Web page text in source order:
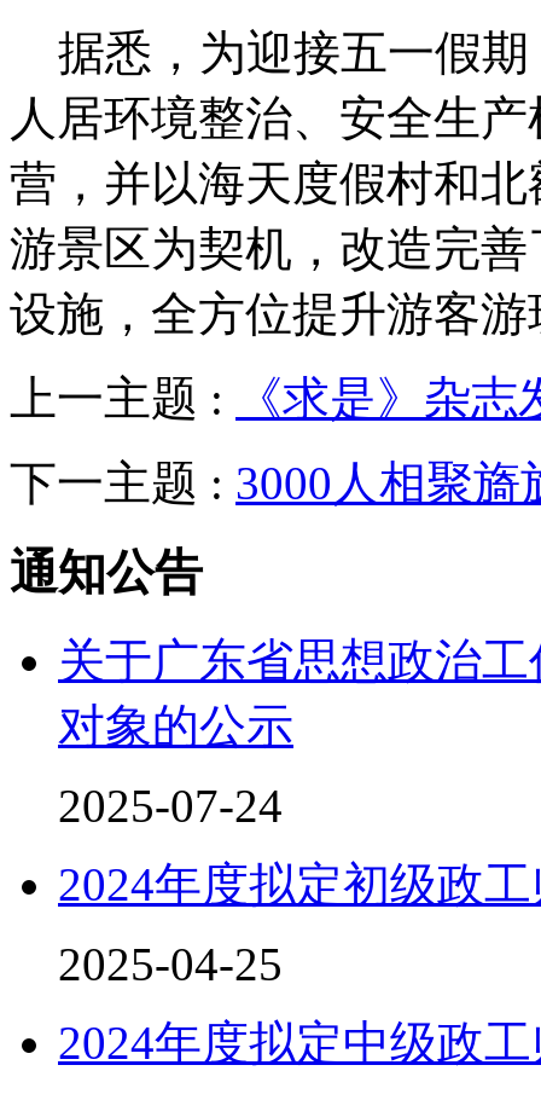
据悉，为迎接五一假期
人居环境整治、安全生
营，并以海天度假村和
游景区为契机，改造完
设施，全方位提升游客
上一主题 :
《求是》杂
下一主题 : 3000人相聚
通知公告
关于广东省思想政治
对象的公示
2025-07-24
2024年度拟定初级政
2025-04-25
2024年度拟定中级政